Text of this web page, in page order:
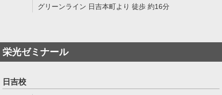
グリーンライン 日吉本町より 徒歩 約16分
栄光ゼミナール
日吉校